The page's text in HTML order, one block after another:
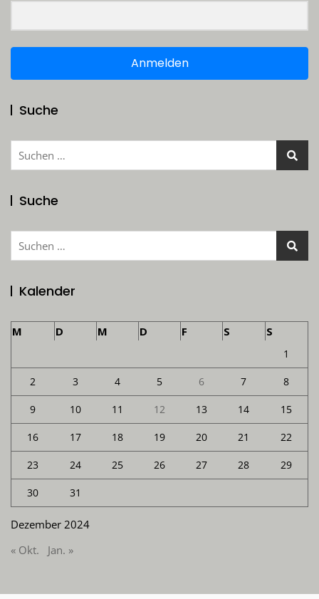
Anmelden
Suche
Suchen
Suche
Suchen
Kalender
Dezember 2024
M D M D F S S
1
2 3 4 5 6 7 8
9 10 11 12 13 14 15
16 17 18 19 20 21 22
23 24 25 26 27 28 29
30 31
« Okt. Jan. »